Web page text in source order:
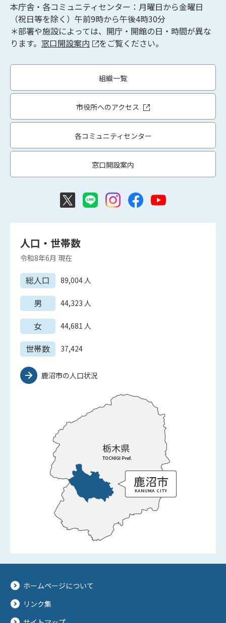
本庁舎・各コミュニティセンター：月曜日から金曜日
（祝日等を除く）午前9時から午後4時30分
＊部署や施設によっては、開庁・開館の日・時間が異な
ります。 窓口開設案内 をご覧ください。
組織一覧
市役所へのアクセス
各コミュニティセンター
窓口開設案内
人口・世帯数
令和8年6月 現在
総人口 89,004人
男 44,323 人
女 44,681 人
世帯数 37,424
鹿沼市の人口状況
ホームページについて
リンク集